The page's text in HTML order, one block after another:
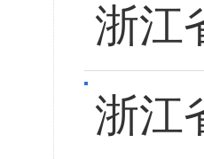
浙江
浙江